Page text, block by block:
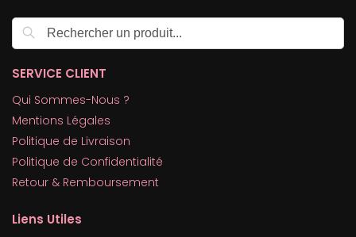
SERVICE CLIENT
Qui Sommes-Nous ?
Mentions Légales
Politique de Livraison
Politique de Confidentialité
Retour & Remboursement
Liens Utiles